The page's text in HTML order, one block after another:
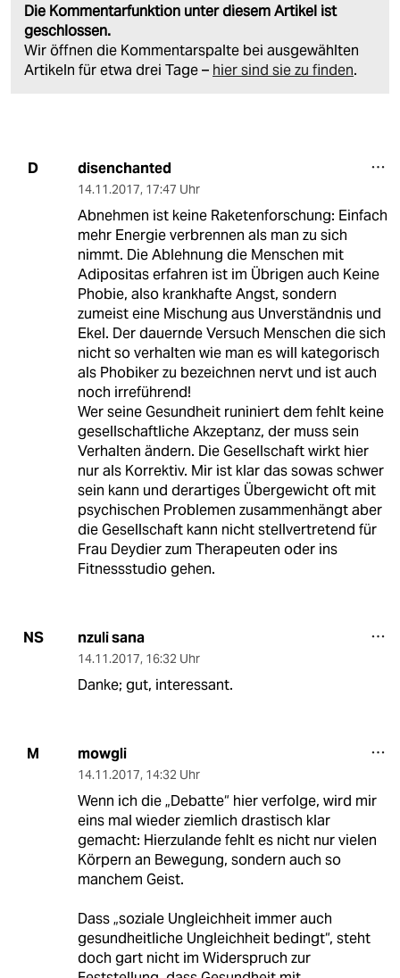
Die Kommentarfunktion unter diesem Artikel ist
geschlossen.
Wir öffnen die Kommentarspalte bei ausgewählten
Artikeln für etwa drei Tage – hier sind sie zu finden.
D disenchanted
14.11.2017, 17:47 Uhr
Abnehmen ist keine Raketenforschung: Einfach
mehr Energie verbrennen als man zu sich
nimmt. Die Ablehnung die Menschen mit
Adipositas erfahren ist im Übrigen auch Keine
Phobie, also krankhafte Angst, sondern
zumeist eine Mischung aus Unverständnis und
Ekel. Der dauernde Versuch Menschen die sich
nicht so verhalten wie man es will kategorisch
als Phobiker zu bezeichnen nervt und ist auch
noch irreführend!
Wer seine Gesundheit runiniert dem fehlt keine
gesellschaftliche Akzeptanz, der muss sein
Verhalten ändern. Die Gesellschaft wirkt hier
nur als Korrektiv. Mir ist klar das sowas schwer
sein kann und derartiges Übergewicht oft mit
psychischen Problemen zusammenhängt aber
die Gesellschaft kann nicht stellvertretend für
Frau Deydier zum Therapeuten oder ins
Fitnessstudio gehen.
NS nzuli sana
14.11.2017, 16:32 Uhr
Danke; gut, interessant.
M mowgli
14.11.2017, 14:32 Uhr
Wenn ich die „Debatte“ hier verfolge, wird mir
eins mal wieder ziemlich drastisch klar
gemacht: Hierzulande fehlt es nicht nur vielen
Körpern an Bewegung, sondern auch so
manchem Geist.
Dass „soziale Ungleichheit immer auch
gesundheitliche Ungleichheit bedingt“, steht
doch gart nicht im Widerspruch zur